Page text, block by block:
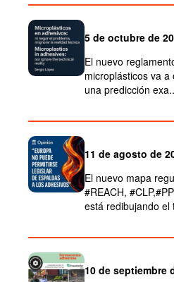
5 de octubre de
El nuevo
microplásticos va
una predicción
11 de agosto de
El nuevo mapa
#REACH,
está redibujando el
10 de septiembre